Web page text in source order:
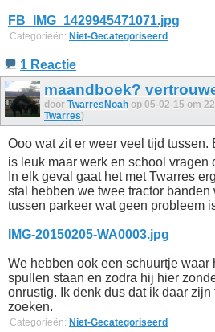
FB_IMG_1429945471071.jpg
Categorieën: Niet-Gecategoriseerd
1 Reactie
maandboek?
door TwarresNoah op 05-02-15 om
Twarres)
Ooo wat zit er weer veel tijd tussen.
is leuk maar werk en school vragen
In elk geval gaat het met Twarres
stal hebben we twee tractor banden
tussen parkeer wat geen probleem
IMG-20150205-WA0003.jpg
We hebben ook een schuurtje waar
spullen staan en zodra hij hier
onrustig. Ik denk dus dat ik daar
zoeken.
Categorieën: Niet-Gecategoriseerd